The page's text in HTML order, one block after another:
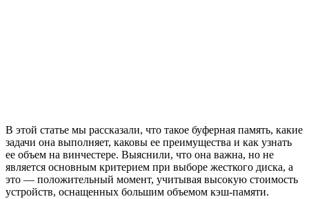
В этой статье мы рассказали, что такое буферная память, какие
задачи она выполняет, каковы ее преимущества и как узнать
ее объем на винчестере. Выяснили, что она важна, но не
является основным критерием при выборе жесткого диска, а
это — положительный момент, учитывая высокую стоимость
устройств, оснащенных большим объемом кэш-памяти.